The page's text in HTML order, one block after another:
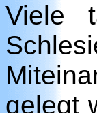
Viele
gelegt